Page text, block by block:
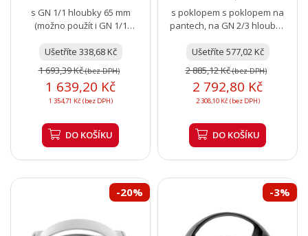
s GN 1/1 hloubky 65 mm
(možno použít i GN 1/1
14 litrů) nebo více menších...
Ušetříte 338,68 Kč
1 693,39 Kč(bez DPH)
1 639,20 Kč
1 354,71 Kč (bez DPH)
DO KOŠÍKU
s poklopem s poklopem na
pantech, na GN 2/3 hloubky
Ušetříte 577,02 Kč
2 885,12 Kč(bez DPH)
2 792,80 Kč
2 308,10 Kč (bez DPH)
DO KOŠÍKU
-20% -3%